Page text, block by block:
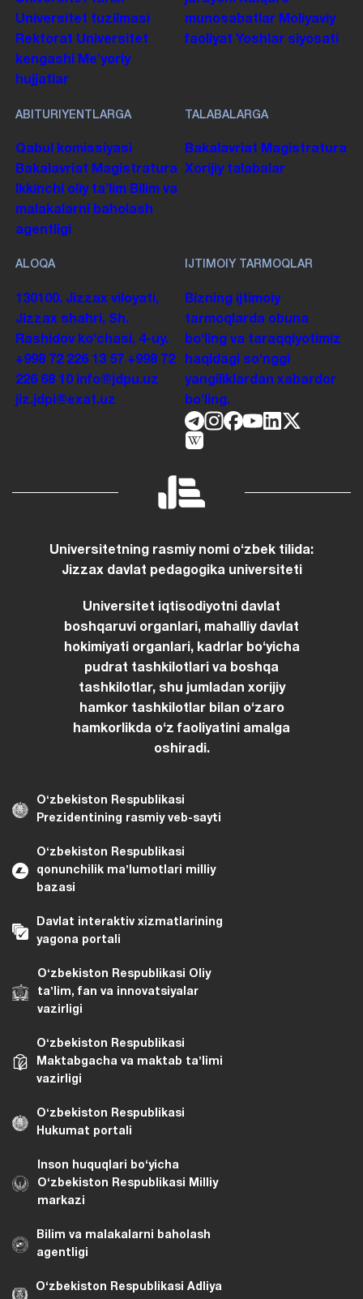
Universitet tuzilmasi
Rektorat Universitet
kengashi
Me'yoriy
hujjatlar
munosabatlar Moliyaviy
faoliyat Yoshlar siyosati
ABITURIYENTLARGA
Qabul komissiyasi
Bakalavriat Magistratura
Ikkinchi oliy taʼlim Bilim va
malakalarni baholash
agentligi
TALABALARGA
Bakalavriat Magistratura
Xorijiy talabalar
ALOQA
130100. Jizzax viloyati,
Jizzax shahri, Sh.
Rashidov koʻchasi, 4-uy.
+998 72 226 13 57 +998 72
226 68 10 info@jdpu.uz
jiz.jdpi@exat.uz
IJTIMOIY TARMOQLAR
Bizning ijtimoiy
tarmoqlarda obuna
boʻling va taraqqiyotimiz
haqidagi soʻnggi
yangiliklardan xabardor
boʻling.
Universitetning rasmiy nomi oʻzbek tilida:
Jizzax davlat pedagogika universiteti
Universitet iqtisodiyotni davlat
boshqaruvi organlari, mahalliy davlat
hokimiyati organlari, kadrlar boʻyicha
pudrat tashkilotlari va boshqa
tashkilotlar, shu jumladan xorijiy
hamkor tashkilotlar bilan oʻzaro
hamkorlikda oʻz faoliyatini amalga
oshiradi.
Oʻzbekiston Respublikasi
Prezidentining rasmiy veb-sayti
Oʻzbekiston Respublikasi
qonunchilik maʼlumotlari milliy
bazasi
Davlat interaktiv xizmatlarining
yagona portali
Oʻzbekiston Respublikasi Oliy
taʼlim, fan va innovatsiyalar
vazirligi
Oʻzbekiston Respublikasi
Maktabgacha va maktab taʼlimi
vazirligi
Oʻzbekiston Respublikasi
Hukumat portali
Inson huquqlari bo‘yicha
O‘zbekiston Respublikasi Milliy
markazi
Bilim va malakalarni baholash
agentligi
O‘zbekiston Respublikasi Adliya